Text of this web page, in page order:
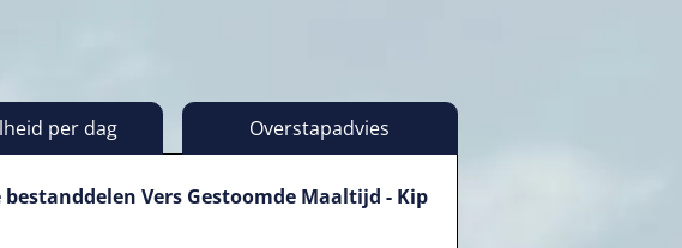
per dag Overstapadvies
Vers Gestoomde Maaltijd - Kip